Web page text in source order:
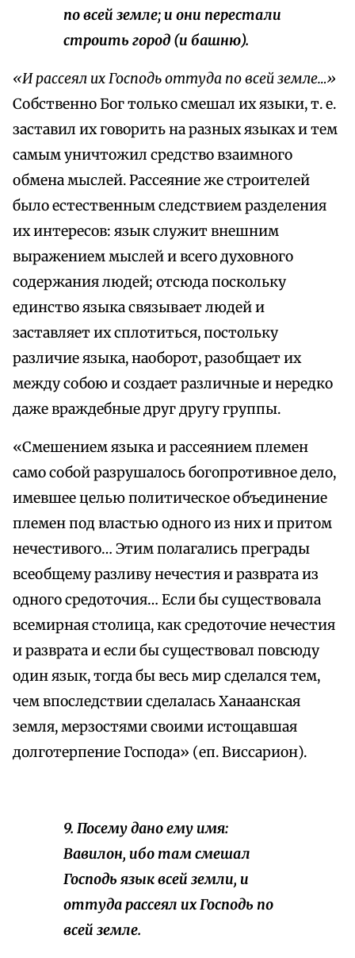
по всей земле; и они перестали
строить город (и башню).
«И рассеял их Господь оттуда по всей земле…»
Собственно Бог только смешал их языки, т. е.
заставил их говорить на разных языках и тем
самым уничтожил средство взаимного
обмена мыслей. Рассеяние же строителей
было естественным следствием разделения
их интересов: язык служит внешним
выражением мыслей и всего духовного
содержания людей; отсюда поскольку
единство языка связывает людей и
заставляет их сплотиться, постольку
различие языка, наоборот, разобщает их
между собою и создает различные и нередко
даже враждебные друг другу группы.
«Смешением языка и рассеянием племен
само собой разрушалось богопротивное дело,
имевшее целью политическое объединение
племен под властью одного из них и притом
нечестивого… Этим полагались преграды
всеобщему разливу нечестия и разврата из
одного средоточия… Если бы существовала
всемирная столица, как средоточие нечестия
и разврата и если бы существовал повсюду
один язык, тогда бы весь мир сделался тем,
чем впоследствии сделалась Ханаанская
земля, мерзостями своими истощавшая
долготерпение Господа» (еп. Виссарион).
9. Посему дано ему имя:
Вавилон, ибо там смешал
Господь язык всей земли, и
оттуда рассеял их Господь по
всей земле.